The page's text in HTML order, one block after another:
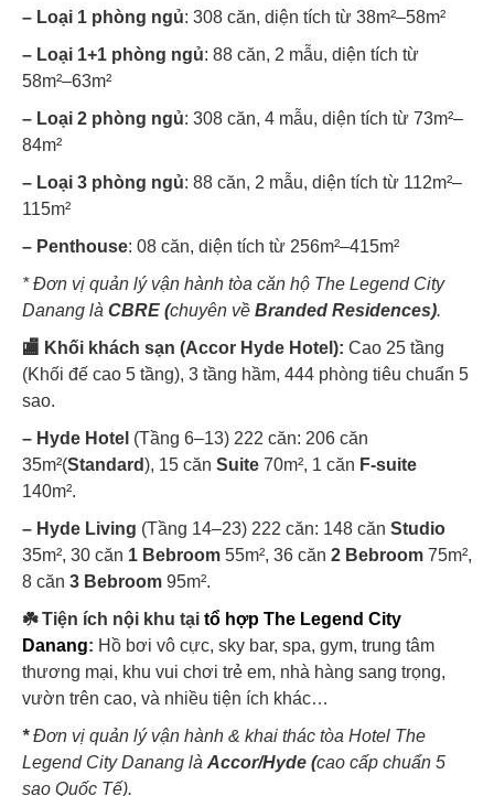
– Loại 1 phòng ngủ: 308 căn, diện tích từ 38m²–58m²
– Loại 1+1 phòng ngủ: 88 căn, 2 mẫu, diện tích từ
58m²–63m²
– Loại 2 phòng ngủ: 308 căn, 4 mẫu, diện tích từ 73m²–
84m²
– Loại 3 phòng ngủ: 88 căn, 2 mẫu, diện tích từ 112m²–
115m²
– Penthouse: 08 căn, diện tích từ 256m²–415m²
* Đơn vị quản lý vận hành tòa căn hộ The Legend City
Danang là CBRE (chuyên về Branded Residences).
🏬 Khối khách sạn (Accor Hyde Hotel ): Cao 25 tầng
(Khối đế cao 5 tầng), 3 tầng hầm, 444 phòng tiêu chuẩn 5
sao.
– Hyde Hotel (Tầng 6–13) 222 căn: 206 căn
35m²(Standard), 15 căn Suite 70m², 1 căn F-suite
140m².
– Hyde Living (Tầng 14–23) 222 căn: 148 căn Studio
35m², 30 căn 1 Bebroom 55m², 36 căn 2 Bebroom 75m²,
8 căn 3 Bebroom 95m².
☘️ Tiện ích nội khu tại tổ hợp The Legend City
Danang: Hồ bơi vô cực, sky bar, spa, gym, trung tâm
thương mại, khu vui chơi trẻ em, nhà hàng sang trọng,
vườn trên cao, và nhiều tiện ích khác…​
*Đơn vị quản lý vận hành & khai thác tòa Hotel The
Legend City Danang là Accor/Hyde (cao cấp chuẩn 5
sao Quốc Tế).